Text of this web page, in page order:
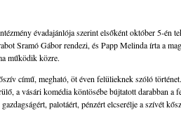
évadajánlója szerint elsőként október 5-én
Sramó Gábor rendezi, és Papp Melinda írta a
működik közre.
című, megható, öt éven felülieknek szóló
a vásári komédia köntösébe bújtatott darabban a
palotáért, pénzért elcserélje a szívét